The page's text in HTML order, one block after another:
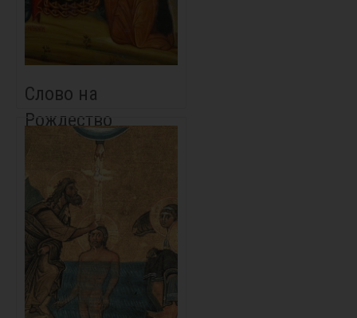
Слово на
Рождество
Христово